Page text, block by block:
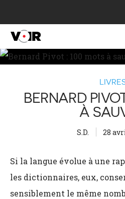
BERNARD
À
S.D. 28
Si la langue évolue à une
les dictionnaires, eux,
sensiblement le même